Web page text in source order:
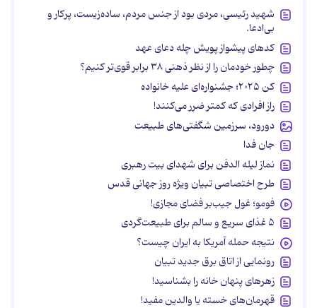
شهید رئیسی، مردی بود از جنس مردم، ساده‌زیست، پرکار و
بی‌ادعا.
کدهای پیشواز پویش چله دعای عهد
چطور خودمان را از نظر ذهنی ۳۸ برابر قوی‌تر کنیم؟
کن ۲۰۲۵؛ جشنواره‌ای علیه خانواده
راز افرادی که کمتر ضرر می‌کنند!
دورود، سرزمین شگفتی‌های طبیعت
جان فدا
نماز لیله الدفن برای شهدای بیت رهبری
طرح اختصاصی تبیان ویژه روز جهانی قدس
فومو؛ غول جیب‌بر فضای مجازی!
۵ غذای سریع و سالم برای طبیعت‌گردی
نتیجه حمله آمریکا به ایران چیست؟
رونمایی از اتاق برق جدید تبیان
زهرهای پنهان خانه را بشناسید!
قهرمان‌های خسته یا والدین مفید!